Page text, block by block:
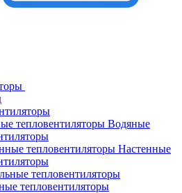
Водяные
Настенные
тепловентиляторы